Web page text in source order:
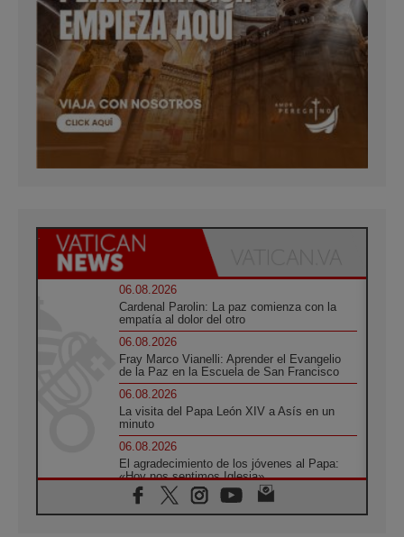
06.08.2026
Cardenal Parolin: La paz comienza con la
empatía al dolor del otro
06.08.2026
Fray Marco Vianelli: Aprender el Evangelio
de la Paz en la Escuela de San Francisco
06.08.2026
La visita del Papa León XIV a Asís en un
minuto
06.08.2026
El agradecimiento de los jóvenes al Papa:
«Hoy nos sentimos Iglesia»
06.08.2026
Líbano: Reanudan los coloquios en Roma en